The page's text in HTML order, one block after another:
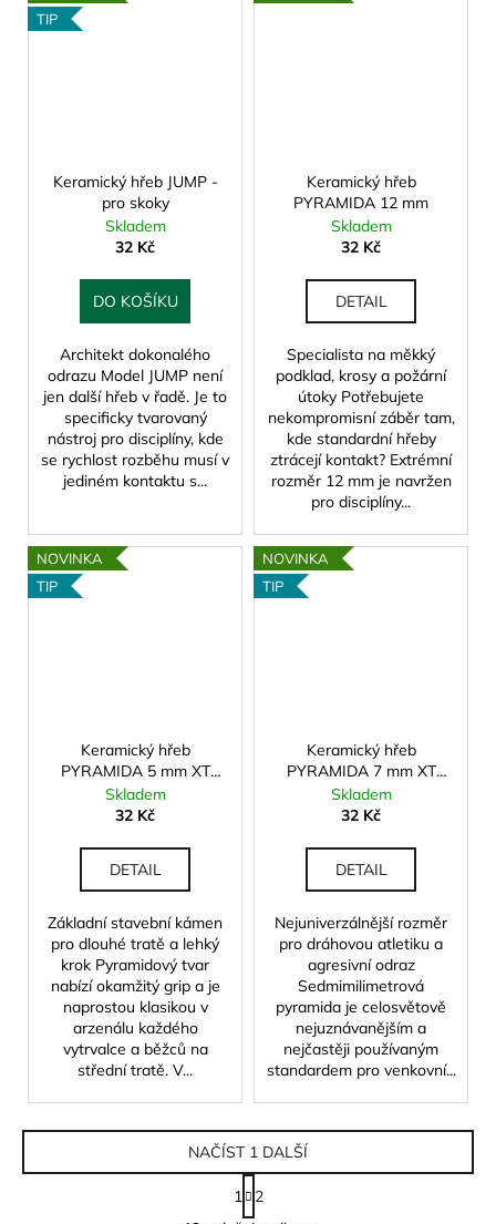
TIP
Keramický hřeb JUMP -
pro skoky
Skladem
32 Kč
DO KOŠÍKU
Architekt dokonalého
odrazu Model JUMP není
jen další hřeb v řadě. Je to
specificky tvarovaný
nástroj pro disciplíny, kde
se rychlost rozběhu musí v
jediném kontaktu s...
Keramický hřeb
PYRAMIDA 12 mm
Skladem
32 Kč
DETAIL
Specialista na měkký
podklad, krosy a požární
útoky Potřebujete
nekompromisní záběr tam,
kde standardní hřeby
ztrácejí kontakt? Extrémní
rozměr 12 mm je navržen
pro disciplíny...
NOVINKA
TIP
Keramický hřeb
PYRAMIDA 5 mm XT
(prodloužený závit)
Skladem
32 Kč
DETAIL
Základní stavební kámen
pro dlouhé tratě a lehký
krok Pyramidový tvar
nabízí okamžitý grip a je
naprostou klasikou v
arzenálu každého
vytrvalce a běžců na
střední tratě. V...
NOVINKA
TIP
Keramický hřeb
PYRAMIDA 7 mm XT
(prodloužený závit)
Skladem
32 Kč
DETAIL
Nejuniverzálnější rozměr
pro dráhovou atletiku a
agresivní odraz
Sedmimilimetrová
pyramida je celosvětově
nejuznávanějším a
nejčastěji používaným
standardem pro venkovní...
O
NAČÍST 1 DALŠÍ
S
t
1
2